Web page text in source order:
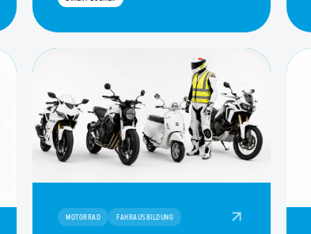
MOTORRAD FAHRAUSBILDUNG